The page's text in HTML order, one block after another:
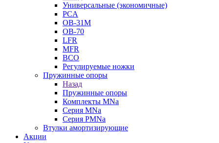
Универсальные (экономичные)
PCA
ОВ-31М
OB-70
LFR
MFR
ВСО
Регулируемые ножки
Пружинные опоры
Назад
Пружинные опоры
Комплекты MNa
Серия MNa
Серия PMNa
Втулки амортизирующие
Акции